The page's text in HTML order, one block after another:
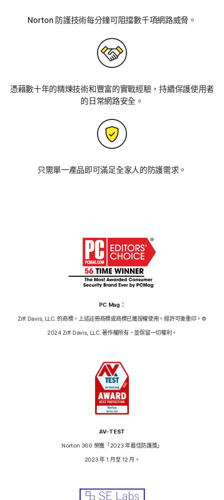
Norton 防護技術每分鐘可阻擋數千項網路威脅。
憑藉數十年的精煉技術和豐富的實戰經驗，持續保護使用者
的日常網路安全。
只需單一產品即可滿足全家人的防護需求。
PC Mag：
Ziff Davis, LLC. 的商標。上述註冊商標或商標已獲授權使用。經許可後重印。©
2024 Ziff Davis, LLC. 著作權所有，並保留一切權利。
AV-TEST
Norton 360 榮獲「2023 年最佳防護獎」
2023 年 1 月至 12 月。